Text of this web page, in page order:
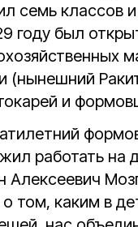
семь классов
году был
(нынешний
и
работать на
Алексеевич
том, каким в